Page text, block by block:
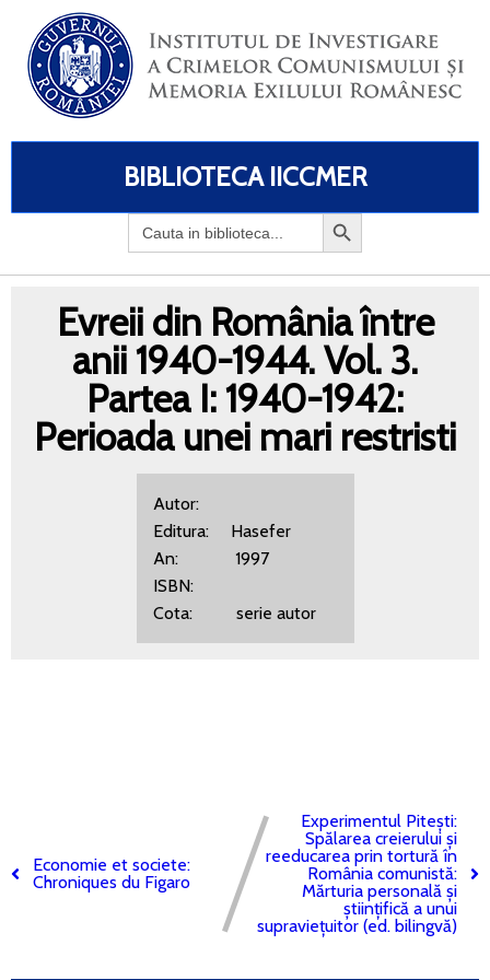
BIBLIOTECA IICCMER
Search
for:
Evreii din România între
anii 1940-1944. Vol. 3.
Partea I: 1940-1942:
Perioada unei mari restristi
Autor:
Editura: Hasefer
An: 1997
ISBN:
Cota: serie autor
Economie et societe:
Chroniques du Figaro
Experimentul Pitești:
Spălarea creierului și
reeducarea prin tortură în
România comunistă:
Mărturia personală și
științifică a unui
supraviețuitor (ed. bilingvă)